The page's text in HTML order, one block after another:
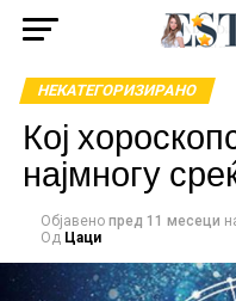
НЕКАТЕГОРИЗИРАНО
Кој
најмногу
Објавено пред 11 месеци
Од Цаци